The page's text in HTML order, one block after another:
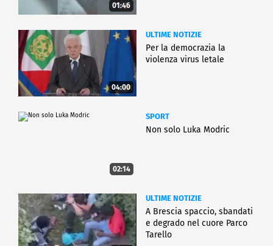
01:46
04:00
ULTIME NOTIZIE
Per la democrazia la
violenza virus letale
02:14
SPORT
Non solo Luka Modric
ULTIME NOTIZIE
A Brescia spaccio, sbandati
e degrado nel cuore Parco
Tarello